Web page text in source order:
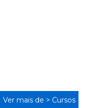
Ver mais de > Cursos